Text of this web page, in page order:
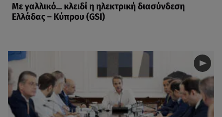
Με γαλλικό... κλειδί η ηλεκτρική διασύνδεση
Ελλάδας – Κύπρου (GSI)